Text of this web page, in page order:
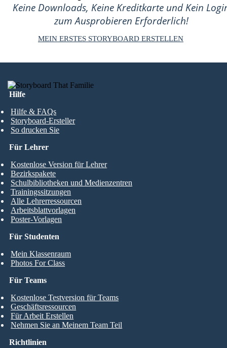
Keine Downloads, Keine Kreditkarte und Kein
zum Ausprobieren Erforderlich!
MEIN ERSTES STORYBOARD ERSTELLEN
Hilfe
Hilfe & FAQs
Storyboard-Ersteller
So drucken Sie
Für Studenten
Mein Klassenraum
Photos For Class
Für Lehrer
Kostenlose Version für Lehrer
Bezirkspakete
Schulbibliotheken und Medienzentren
Trainingssitzungen
Alle Lehrerressourcen
Arbeitsblattvorlagen
Poster-Vorlagen
Für Teams
Kostenlose Testversion für Teams
Geschäftsressourcen
Für Arbeit Erstellen
Nehmen Sie an Meinem Team Teil
Richtlinien